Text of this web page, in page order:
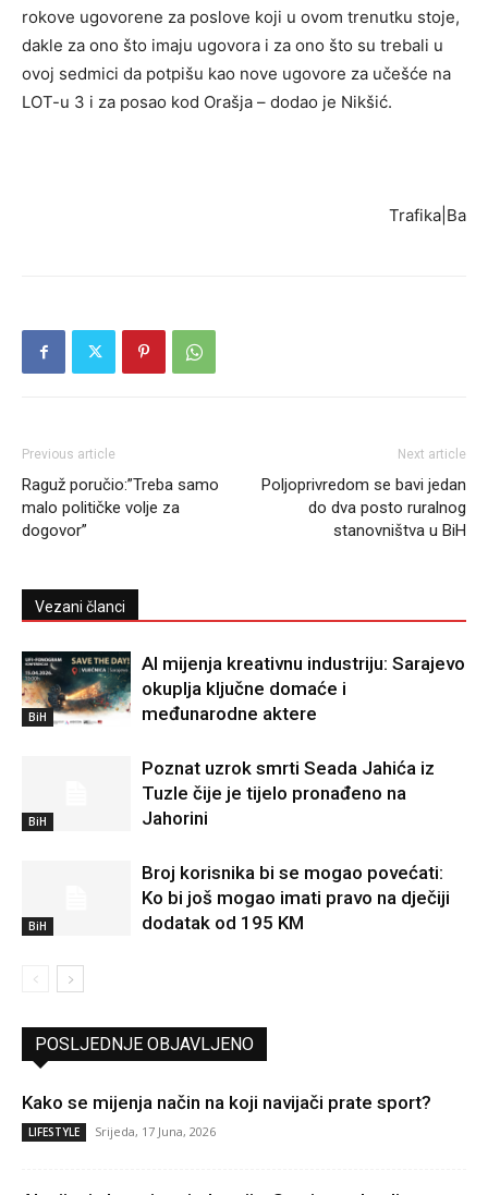
rokove ugovorene za poslove koji u ovom trenutku stoje,
dakle za ono što imaju ugovora i za ono što su trebali u
ovoj sedmici da potpišu kao nove ugovore za učešće na
LOT-u 3 i za posao kod Orašja – dodao je Nikšić.
Trafika|Ba
Previous article
Raguž poručio:”Treba samo
malo političke volje za
dogovor”
Next article
Poljoprivredom se bavi jedan
do dva posto ruralnog
stanovništva u BiH
Vezani članci
BiH
AI mijenja kreativnu industriju: Sarajevo
okuplja ključne domaće i
međunarodne aktere
BiH
Poznat uzrok smrti Seada Jahića iz
Tuzle čije je tijelo pronađeno na
Jahorini
BiH
Broj korisnika bi se mogao povećati:
Ko bi još mogao imati pravo na dječiji
dodatak od 195 KM
POSLJEDNJE OBJAVLJENO
Kako se mijenja način na koji navijači prate sport?
LIFESTYLE Srijeda, 17 Juna, 2026